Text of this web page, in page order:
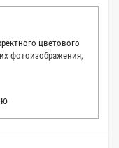
цветового
фотоизображения,
цвет каждой
и фотографируем